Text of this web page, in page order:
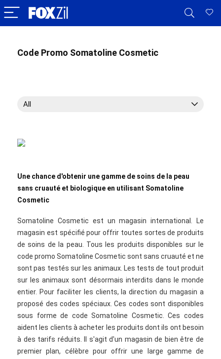
Code Promo Somatoline Cosmetic
All
Une chance d'obtenir une gamme de soins de la peau
sans cruauté et biologique en utilisant Somatoline
Cosmetic
Somatoline Cosmetic est un magasin international. Le
magasin est spécifié pour offrir toutes sortes de produits
de soins de la peau. Tous les produits disponibles sur le
code promo Somatoline Cosmetic sont sans cruauté et ne
sont pas testés sur les animaux. Les tests de tout produit
sur les animaux sont désormais interdits dans le monde
entier. Pour faciliter les clients, la direction du magasin a
proposé des codes spéciaux. Ces codes sont disponibles
sous forme de code Somatoline Cosmetic. Ces codes
aident les clients à acheter les produits dont ils ont besoin
à des tarifs réduits. Il s'agit d'un magasin de bien être de
premier plan, célèbre pour offrir une large gamme de